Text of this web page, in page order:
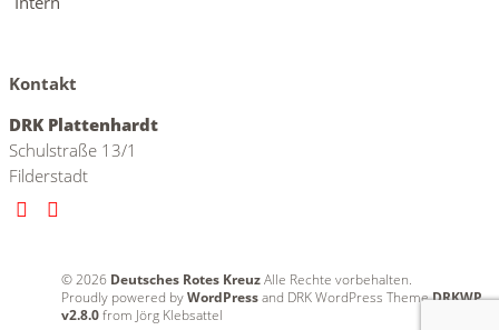
Kontakt
DRK Plattenhardt
Schulstraße 13/1
Filderstadt
© 2026 Deutsches Rotes Kreuz Alle Rechte vorbehalten.
Proudly powered byWordPress and DRK WordPress ThemeDRKWP
v2.8.0 from Jörg Klebsattel